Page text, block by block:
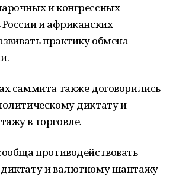
и конгрессных
и африканских
практику обмена
саммита также договорились
диктату и
в торговле.
противодействовать
и валютному шантажу